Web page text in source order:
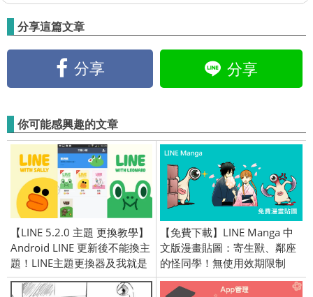
分享這篇文章
分享 分享
你可能感興趣的文章
【LINE 5.2.0 主題 更換教學】
Android LINE 更新後不能換主
題！LINE主題更換器及我就是
要換主題教學！
【免費下載】LINE Manga 中
文版漫畫貼圖：寄生獸、鄰座
的怪同學！無使用效期限制